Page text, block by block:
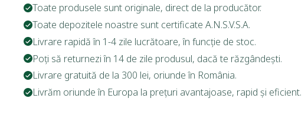
Toate produsele sunt originale, direct de la producător.
Toate depozitele noastre sunt certificate A.N.S.V.S.A.
Livrare rapidă în 1-4 zile lucrătoare, în funcție de stoc.
Poți să returnezi în 14 de zile produsul, dacă te răzgândești.
Livrare gratuită de la 300 lei, oriunde în România.
Livrăm oriunde în Europa la prețuri avantajoase, rapid și eficient.